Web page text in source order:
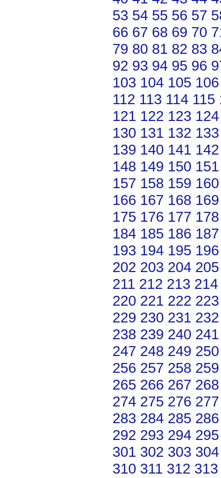
53 54 55 56 57
66 67 68 69 70
79 80 81 82 83
92 93 94 95 96
103 104 105 106
112 113 114 115
121 122 123 124
130 131 132 133
139 140 141 142
148 149 150 151
157 158 159 160
166 167 168 169
175 176 177 178
184 185 186 187
193 194 195 196
202 203 204 205
211 212 213 214
220 221 222 223
229 230 231 232
238 239 240 241
247 248 249 250
256 257 258 259
265 266 267 268
274 275 276 277
283 284 285 286
292 293 294 295
301 302 303 304
310 311 312 313